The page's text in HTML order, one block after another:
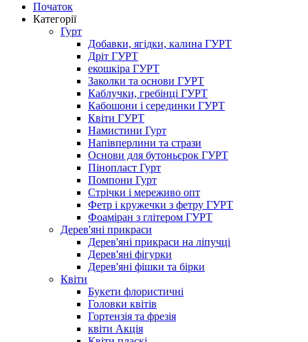
Початок
Категорії
Гурт
Добавки, ягідки, калина ГУРТ
Дріт ГУРТ
екошкіра ГУРТ
Заколки та основи ГУРТ
Каблучки, гребінці ГУРТ
Кабошони і серединки ГУРТ
Квіти ГУРТ
Намистини Гурт
Напівперлини та стрази
Основи для бутоньєрок ГУРТ
Пінопласт Гурт
Помпони Гурт
Стрічки і мереживо опт
Фетр і кружечки з фетру ГУРТ
Фоаміран з глітером ГУРТ
Дерев'яні прикраси
Дерев'яні прикраси на ліпучці
Дерев'яні фігурки
Дерев'яні фішки та бірки
Квіти
Букети флористичні
Головки квітів
Гортензія та фрезія
квіти Акція